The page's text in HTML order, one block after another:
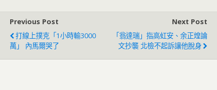
Previous Post
打線上撲克「1小時輸3000
萬」 內馬爾哭了
Next Post
「翁達瑞」指高虹安、余正煌論
文抄襲 北檢不起訴讓他脫身